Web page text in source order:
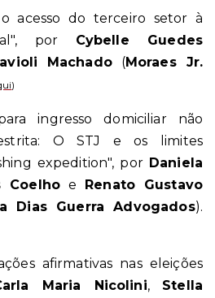
acesso do terceiro setor à
por Cybelle Guedes
Machado(Moraes Jr.
)
ingresso domiciliar não
O STJ e os limites
expedition", por Daniela
Coelho e Renato Gustavo
Dias Guerra Advogados).
afirmativas nas eleições
Maria Nicolini, Stella